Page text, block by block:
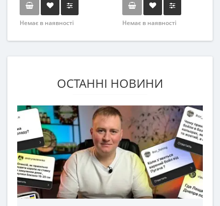
Немає в наявності Немає в наявності
ОСТАННІ НОВИНИ